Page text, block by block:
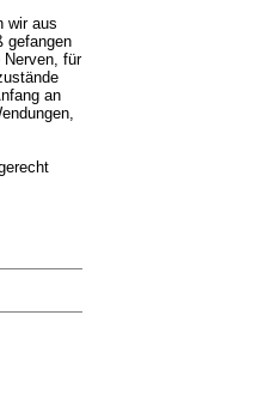
wir aus
gefangen
für
an